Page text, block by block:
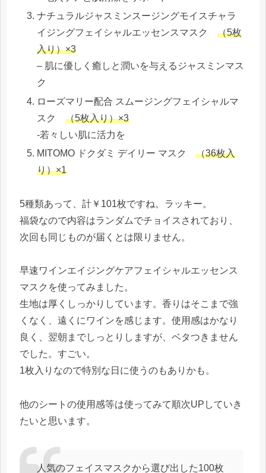
ナチュラルジャスミンスージングモイスチャラ
イジングフェイシャルエッセンスマスク（5枚
入り）×3
– 肌に優しく癒しと潤いを与えるジャスミンマス
ク
ローズマリー配合 スムージングフェイシャルマ
スク（5枚入り）×3
-若々しい肌に活力を
MITOMO ドクダミ デイリー マスク（36枚入
り）×1
5種類あって、計￥101枚ですね。ラッキー。
福袋なので内容はランダムでチョイスされており、
次回も同じものが届くとは限りません。
早速ワインエイジングケアフェイシャルエッセンス
マスクを使ってみました。
生地は厚くしっかりしています。香りはそこまで強
くなく、遠くにワインを感じます。使用感はかなり
良く、翌朝までしっとりしますが、ベタつきません
でした。すごい。
1枚入りなので特別な日に使うのもありかも。
他のシートの使用感等は使ってみて順次UPしていき
たいと思います。
人気のフェイスマスクから選び出した100枚